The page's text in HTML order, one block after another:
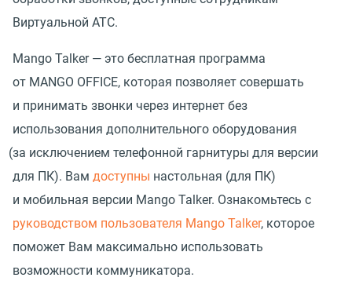
Виртуальной АТС.
Mango Talker — это бесплатная программа
от MANGO OFFICE, которая позволяет совершать
и принимать звонки через интернет без
использования дополнительного оборудования
(за исключением телефонной гарнитуры для версии
для ПК). Вам доступны настольная (для ПК)
и мобильная версии Mango Talker. Ознакомьтесь с
руководством пользователя Mango Talker, которое
поможет Вам максимально использовать
возможности коммуникатора.